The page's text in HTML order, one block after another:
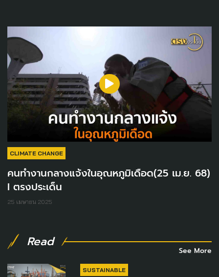
CLIMATE CHANGE
คนทำงานกลางแจ้งในอุณหภูมิเดือด(25 เม.ย. 68)
I ตรงประเด็น
25 เมษายน 2025
Read
See More
SUSTAINABLE